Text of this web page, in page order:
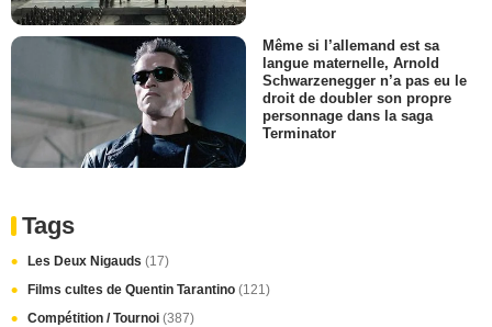
Même si l’allemand est sa
langue maternelle, Arnold
Schwarzenegger n’a pas eu le
droit de doubler son propre
personnage dans la saga
Terminator
Tags
Les Deux Nigauds (17)
Films cultes de Quentin Tarantino (121)
Compétition / Tournoi (387)